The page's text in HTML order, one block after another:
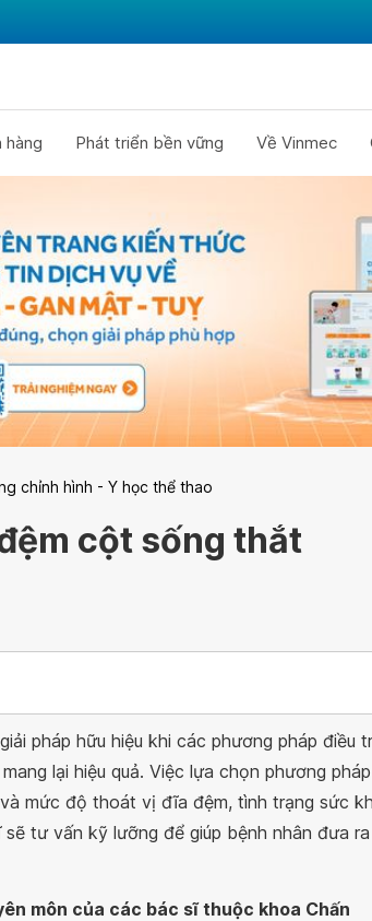
hàng Phát triển bền vững Về Vinmec
chỉnh hình - Y học thể thao
cột sống thắt
pháp hữu hiệu khi các phương pháp điều
lại hiệu quả. Việc lựa chọn phương
mức độ thoát vị đĩa đệm, tình trạng sức
tư vấn kỹ lưỡng để giúp bệnh nhân đưa ra
môn của các bác sĩ thuộc khoa Chấn